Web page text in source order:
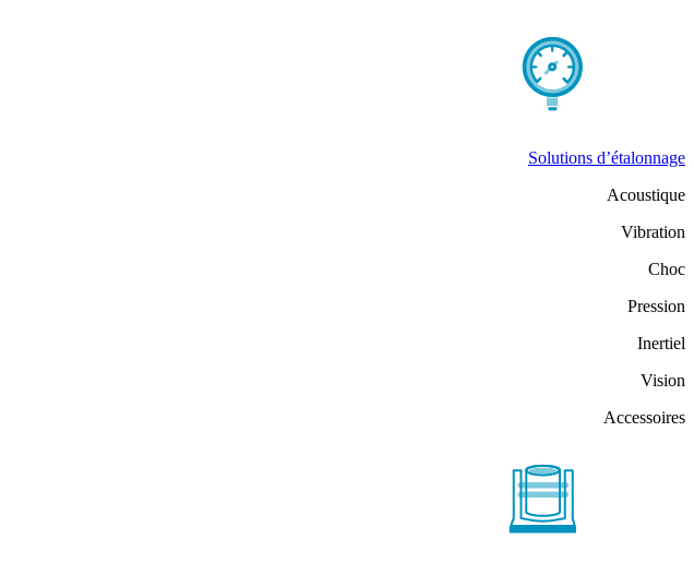
Solutions d’étalonnage
Acoustique
Vibration
Choc
Pression
Inertiel
Vision
Accessoires